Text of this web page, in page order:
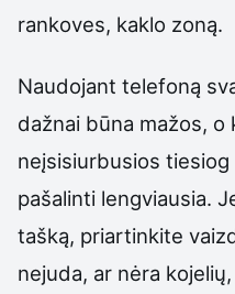
rankoves, kaklo zoną.
Naudojant telefoną
dažnai būna mažos, o
neįsisiurbusios
pašalinti lengviausia.
tašką, priartinkite
nejuda, ar nėra